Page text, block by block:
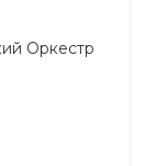
Оркестр